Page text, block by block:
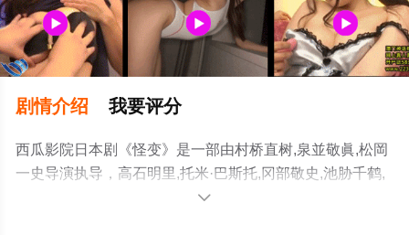
剧情介绍 我要评分
西瓜影院日本剧《怪变》是一部由村桥直树,泉並敬眞,松岡
一史导演执导，高石明里,托米·巴斯托,冈部敬史,池胁千鹤,
小日向文世,宽一郎,圆井湾,佐藤穗奈美,佐野史郎,福地美晴
